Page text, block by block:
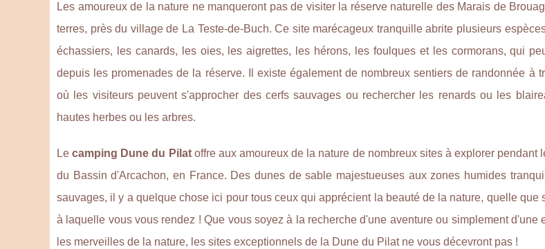
Les amoureux de la nature ne manqueront pas de visiter la réserve naturelle des Marais de
terres, près du village de La Teste-de-Buch. Ce site marécageux tranquille abrite plusieurs
échassiers, les canards, les oies, les aigrettes, les hérons, les foulques et les cormorans, qui
depuis les promenades de la réserve. Il existe également de nombreux sentiers de randonnée à
où les visiteurs peuvent s'approcher des cerfs sauvages ou rechercher les renards ou les
hautes herbes ou les arbres.
Lecamping Dune du Pilatoffre aux amoureux de la nature de nombreux sites à explorer pendant
du Bassin d'Arcachon, en France. Des dunes de sable majestueuses aux zones humides
sauvages, il y a quelque chose ici pour tous ceux qui apprécient la beauté de la nature, quelle que
à laquelle vous vous rendez ! Que vous soyez à la recherche d'une aventure ou simplement d'une
les merveilles de la nature, les sites exceptionnels de la Dune du Pilat ne vous décevront pas !